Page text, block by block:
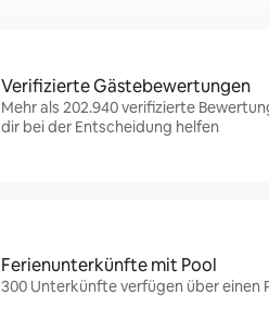
Verifizierte Gästebewertungen
Mehr als 202.940 verifizierte
dir bei der Entscheidung helfen
Ferienunterkünfte mit Pool
300 Unterkünfte verfügen über einen